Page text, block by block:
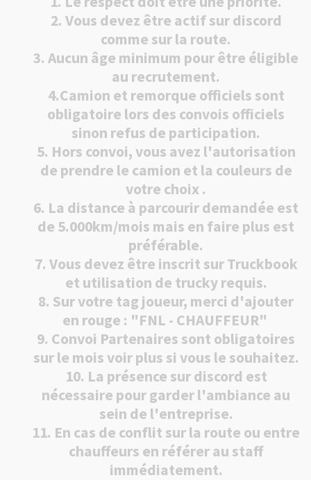
2. Vous devez être actif sur discord
comme sur la route.
3. Aucun âge minimum pour être éligible
au recrutement.
4.Camion et remorque officiels sont
obligatoire lors des convois officiels
sinon refus de participation.
5. Hors convoi, vous avez l'autorisation
de prendre le camion et la couleurs de
votre choix .
6. La distance à parcourir demandée est
de 5.000km/mois mais en faire plus est
préférable.
7. Vous devez être inscrit sur Truckbook
et utilisation de trucky requis.
8. Sur votre tag joueur, merci d'ajouter
en rouge : "FNL - CHAUFFEUR"
9. Convoi Partenaires sont obligatoires
sur le mois voir plus si vous le souhaitez.
10. La présence sur discord est
nécessaire pour garder l'ambiance au
sein de l'entreprise.
11. En cas de conflit sur la route ou entre
chauffeurs en référer au staff
immédiatement.